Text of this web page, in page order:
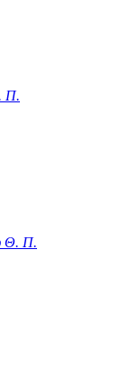
Π.
Θ. Π.